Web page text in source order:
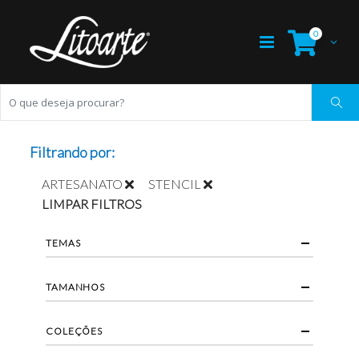
0
Filtrando por:
ARTESANATO
STENCIL
LIMPAR FILTROS
TEMAS
TAMANHOS
COLEÇÕES